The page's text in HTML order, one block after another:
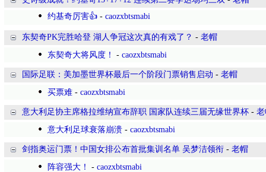
约基奇厉害👍 - caozxbtsmabi
东契奇PK完胜哈登 湖人争冠这次真的有戏了？ - 老帽
东契奇大将风度！
- caozxbtsmabi
国际足联：美加墨世界杯最后一个阶段门票销售启动 - 老帽
买票难 - caozxbtsmabi
意大利足协主席格拉维纳宣布辞职 国家队连续三届无缘世界杯 -
意大利足球衰落崩溃 - caozxbtsmabi
剑指奥运门票！中国女排公布首批集训名单 吴梦洁领衔 - 老帽
阵容强大！
- caozxbtsmabi